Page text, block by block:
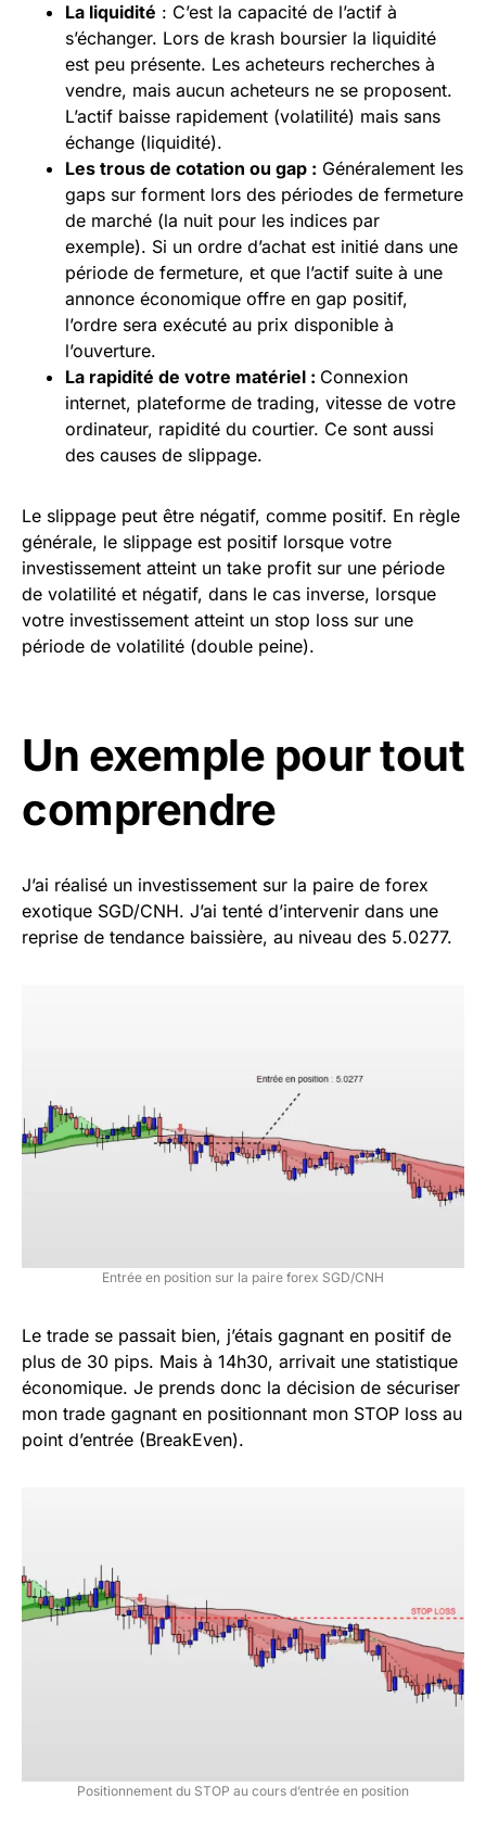
La liquidité : C’est la capacité de l’actif à
s’échanger. Lors de krash boursier la liquidité
est peu présente. Les acheteurs recherches à
vendre, mais aucun acheteurs ne se proposent.
L’actif baisse rapidement (volatilité) mais sans
échange (liquidité).
Les trous de cotation ou gap : Généralement les
gaps sur forment lors des périodes de fermeture
de marché (la nuit pour les indices par
exemple). Si un ordre d’achat est initié dans une
période de fermeture, et que l’actif suite à une
annonce économique offre en gap positif,
l’ordre sera exécuté au prix disponible à
l’ouverture.
La rapidité de votre matériel : Connexion
internet, plateforme de trading, vitesse de votre
ordinateur, rapidité du courtier. Ce sont aussi
des causes de slippage.
Le slippage peut être négatif, comme positif. En règle
générale, le slippage est positif lorsque votre
investissement atteint un take profit sur une période
de volatilité et négatif, dans le cas inverse, lorsque
votre investissement atteint un stop loss sur une
période de volatilité (double peine).
Un exemple pour tout
comprendre
J’ai réalisé un investissement sur la paire de forex
exotique SGD/CNH. J’ai tenté d’intervenir dans une
reprise de tendance baissière, au niveau des 5.0277.
Entrée en position sur la paire forex SGD/CNH
Le trade se passait bien, j’étais gagnant en positif de
plus de 30 pips. Mais à 14h30, arrivait une statistique
économique. Je prends donc la décision de sécuriser
mon trade gagnant en positionnant mon STOP loss au
point d’entrée (BreakEven).
Positionnement du STOP au cours d’entrée en position